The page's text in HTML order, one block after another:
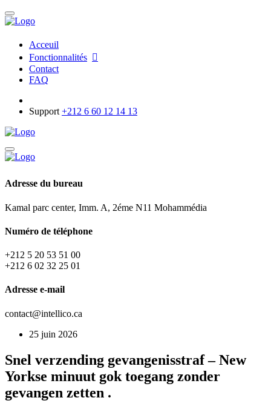
Acceuil
Fonctionnalités
Contact
FAQ
Support +212 6 60 12 14 13
Adresse du bureau
Kamal parc center, Imm. A, 2éme N11 Mohammédia
Numéro de téléphone
+212 5 20 53 51 00
+212 6 02 32 25 01
Adresse e-mail
contact@intellico.ca
25 juin 2026
Snel verzending gevangenisstraf – New
Yorkse minuut gok toegang zonder
gevangen zetten .